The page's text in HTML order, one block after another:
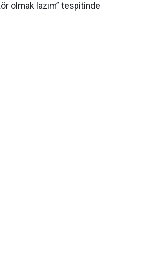
olmak lazım” tespitinde